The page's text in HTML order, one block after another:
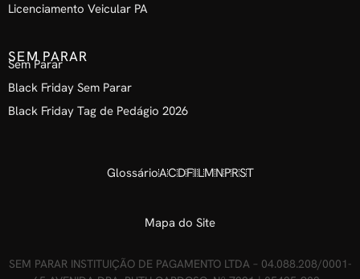
Licenciamento Veicular PA
SEM PARAR
Sem Parar
Black Friday Sem Parar
Black Friday Tag de Pedágio 2026
GlossárioACDFILMNPRST
Mapa do Site
SEM PARAR INSTITUIÇÃO DE PAGAMENTO LTDA – 04.088.208/0001-